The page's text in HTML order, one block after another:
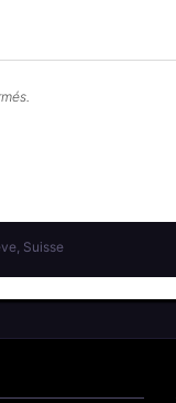
Suisse